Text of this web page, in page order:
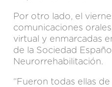
Por otro lado, el
comunicaciones
virtual y enmarcadas
de la Sociedad
Neurorrehabilitación.
“Fueron todas ellas de